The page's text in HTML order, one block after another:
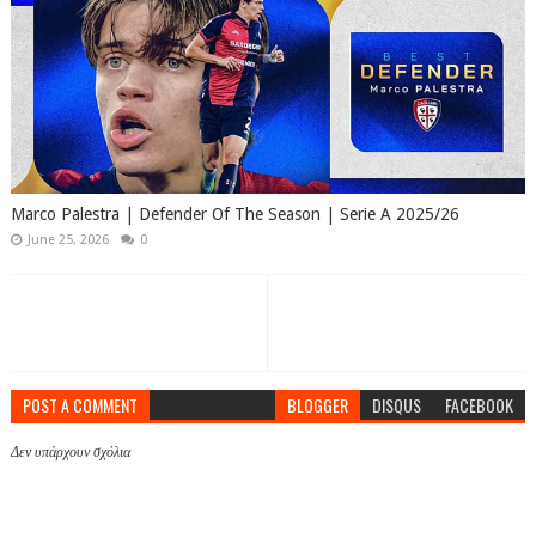
Marco Palestra | Defender Of The Season | Serie A 2025/26
June 25, 2026 0
POST A COMMENT BLOGGER DISQUS FACEBOOK
Δεν υπάρχουν σχόλια